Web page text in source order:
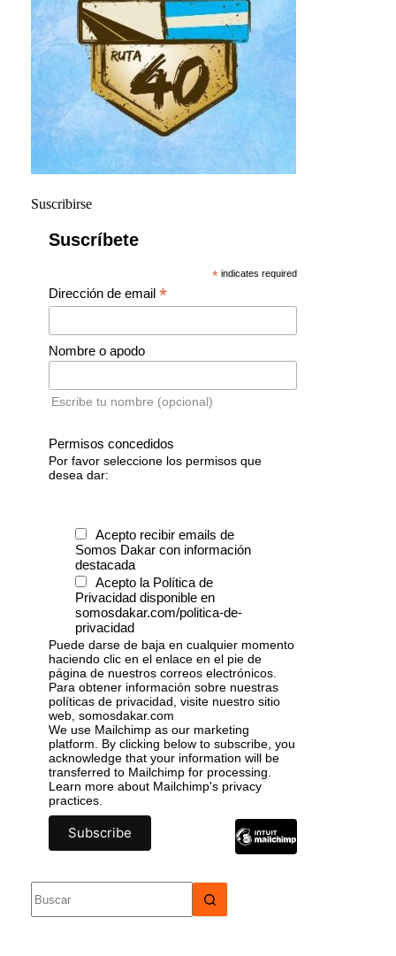
Suscribirse
Suscríbete
* indicates required
Dirección de email *
Nombre o apodo
Escribe tu nombre (opcional)
Permisos concedidos
Por favor seleccione los permisos que
desea dar:
Acepto recibir emails de
Somos Dakar con información
destacada
Acepto la Política de
Privacidad disponible en
somosdakar.com/politica-de-
privacidad
Puede darse de baja en cualquier momento
haciendo clic en el enlace en el pie de
página de nuestros correos electrónicos.
Para obtener información sobre nuestras
políticas de privacidad, visite nuestro sitio
web, somosdakar.com
We use Mailchimp as our marketing
platform. By clicking below to subscribe, you
acknowledge that your information will be
transferred to Mailchimp for processing.
Learn more about Mailchimp's privacy
practices.